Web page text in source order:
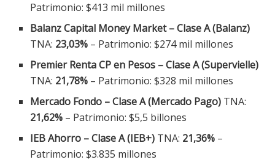
Patrimonio: $413 mil millones
Balanz Capital Money Market – Clase A (Balanz)
TNA: 23,03% – Patrimonio: $274 mil millones
Premier Renta CP en Pesos – Clase A (Supervielle)
TNA: 21,78% – Patrimonio: $328 mil millones
Mercado Fondo – Clase A (Mercado Pago) TNA:
21,62% – Patrimonio: $5,5 billones
IEB Ahorro – Clase A (IEB+) TNA: 21,36% –
Patrimonio: $3.835 millones